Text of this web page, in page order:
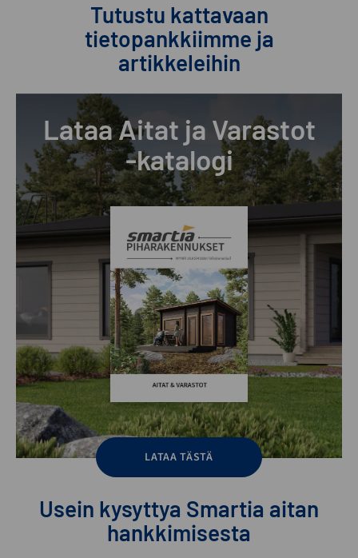
Tutustu kattavaan
tietopankkiimme ja
artikkeleihin
Lataa Aitat ja Varastot
-katalogi
LATAA TÄSTÄ
Usein kysyttya Smartia aitan
hankkimisesta